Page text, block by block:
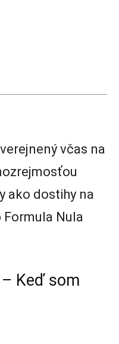
včas na
ako dostihy na
Nula
Keď som